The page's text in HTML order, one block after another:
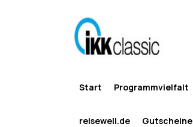
Start Programmvielfalt
reisewell.de Gutscheine